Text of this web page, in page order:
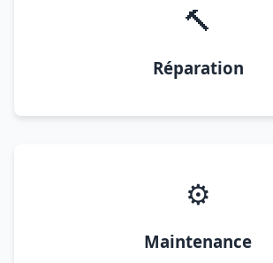
🔨
Réparation
⚙️
Maintenance